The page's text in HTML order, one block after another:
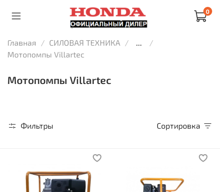
0
Главная СИЛОВАЯ ТЕХНИКА
...
Мотопомпы Villartec
Мотопомпы Villartec
Фильтры Сортировка